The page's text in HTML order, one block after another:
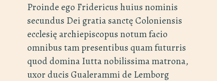
Proinde ego Fridericus huius nominis
secundus Dei gratia sanctę Coloniensis
ecclesię archiepiscopus notum facio
omnibus tam presentibus quam futurris
quod domina Iutta nobilissima matrona,
uxor ducis Gualerammi de Lemborg